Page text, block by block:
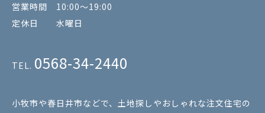
営業時間 10:00～19:00
定休日 水曜日
TEL. 0568-34-2440
小牧市や春日井市などで、土地探しやおしゃれな注文住宅の